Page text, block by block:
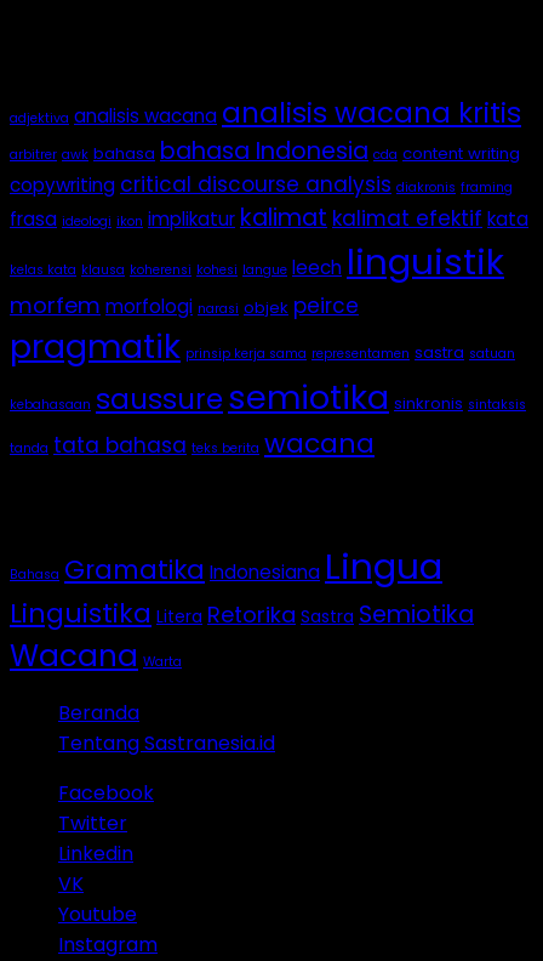
adjektiva analisis wacana analisis wacana kritis
arbitrer awk bahasa bahasa Indonesia cda content writing
copywriting critical discourse analysis diakronis framing
frasa ideologi ikon implikatur kalimat kalimat efektif kata
kelas kata klausa koherensi kohesi langue leech linguistik
morfem morfologi narasi objek peirce
pragmatik prinsip kerja sama representamen sastra satuan
kebahasaan saussuresemiotika sinkronis sintaksis
tanda tata bahasa teks berita wacana
Bahasa Gramatika Indonesiana Lingua
Linguistika Litera Retorika Sastra Semiotika
Wacana Warta
Beranda
Tentang Sastranesia.id
Facebook
Twitter
Linkedin
VK
Youtube
Instagram